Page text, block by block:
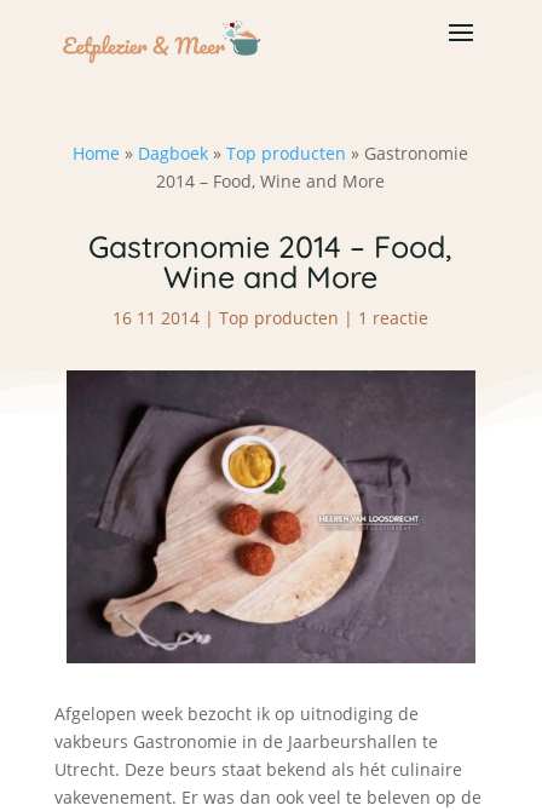
Home » Dagboek »Top producten » Gastronomie
2014 – Food, Wine and More
Gastronomie 2014 – Food,
Wine and More
16 11 2014 |Top producten | 1 reactie
Afgelopen week bezocht ik op uitnodiging de
vakbeurs Gastronomie in de Jaarbeurshallen te
Utrecht. Deze beurs staat bekend als hét culinaire
vakevenement. Er was dan ook veel te beleven op de